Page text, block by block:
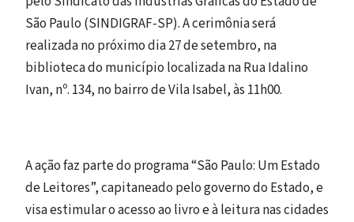
São Paulo (SINDIGRAF-SP). A cerimônia será
realizada no próximo dia 27 de setembro, na
biblioteca do município localizada na Rua Idalino
Ivan, nº. 134, no bairro de Vila Isabel, às 11h00.
A ação faz parte do programa “São Paulo: Um Estado
de Leitores”, capitaneado pelo governo do Estado, e
visa estimular o acesso ao livro e à leitura nas cidades